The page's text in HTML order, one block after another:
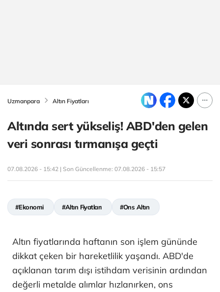
Uzmanpara Altın Fiyatları
Altında sert yükseliş! ABD'den gelen
veri sonrası tırmanışa geçti
07.08.2026 - 15:42 | Son Güncellenme: 07.08.2026 - 15:57
#Ekonomi #Altın Fiyatları #Ons Altın
Altın fiyatlarında haftanın son işlem gününde
dikkat çeken bir hareketlilik yaşandı. ABD'de
açıklanan tarım dışı istihdam verisinin ardından
değerli metalde alımlar hızlanırken, ons